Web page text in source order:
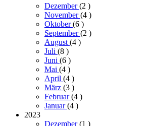
Dezember(2 )
November(4 )
Oktober(6 )
September(2 )
August (4 )
Juli (8 )
Juni (6 )
Mai (4 )
April (4 )
März (3 )
Februar(4 )
Januar(4 )
2023
Dezember(1 )